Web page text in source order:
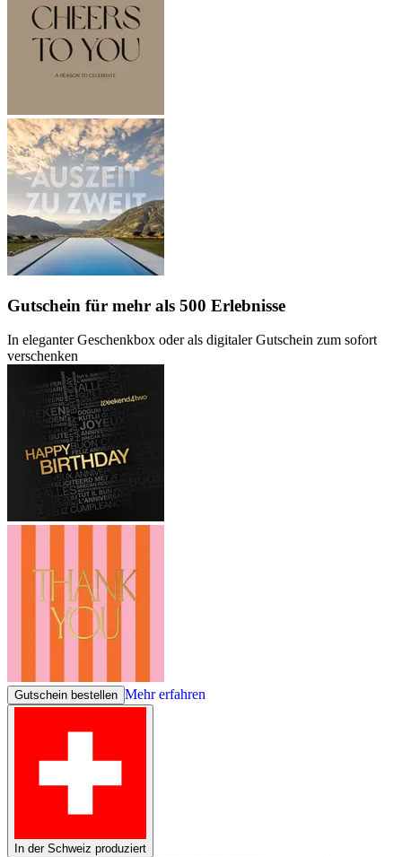
Gutschein für mehr als 500 Erlebnisse
In eleganter Geschenkbox oder als digitaler Gutschein zum sofort
verschenken
Gutschein bestellen Mehr erfahren
In der Schweiz produziert